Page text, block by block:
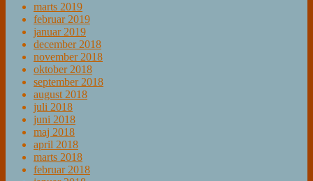
marts 2019
februar 2019
januar 2019
december 2018
november 2018
oktober 2018
september 2018
august 2018
juli 2018
juni 2018
maj 2018
april 2018
marts 2018
februar 2018